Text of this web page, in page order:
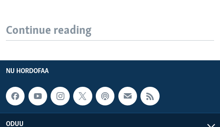
Continue reading
NU HORDOFAA
ODUU